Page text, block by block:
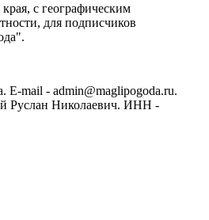
с географическим
для подписчиков
E-mail - admin@maglipogoda.ru.
Руслан Николаевич. ИНН -